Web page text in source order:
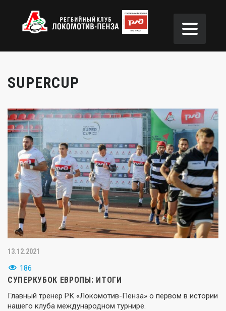
SUPERCUP
13.12.2021
186
СУПЕРКУБОК ЕВРОПЫ: ИТОГИ
Главный тренер РК «Локомотив-Пенза» о первом в истории
нашего клуба международном турнире.